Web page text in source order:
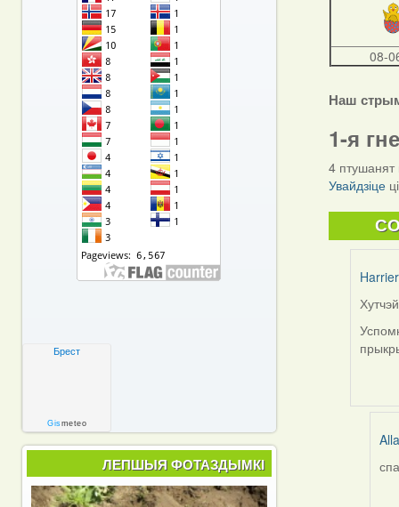
08-
Наш
1-я
4 птушанят
Увайдзіце
Harrier
In
reply
to
V
In
Брест
Gismeteo
ЛЕПШЫЯ ФОТАЗДЫМКІ